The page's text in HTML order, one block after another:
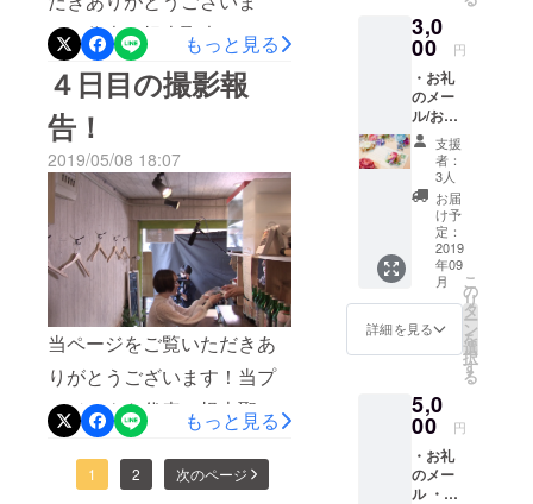
光 濱田圭吾 辻亜輝洋
中川浩耀カバー曲 平井大/
また逢う日まで歌
藤堂智光 江川雅裕美ピア
ノ 川村美子ギター
高橋さん録音 君嶋楓
也
解のほどよろしくお願いい
たします。
しシーンの撮影でした。今
回の撮影では、プロジェク
ト協力してくれている５名
のスタッフとともに撮影し
ました。【スタジオサン、
スペースマーケットを利
す！代表の根本聖也です。
本日１１日、５日目の撮影
が終了いたしました。今回
のロケ場所は、東京メトロ
明治神宮前（原宿）駅から
徒歩６分位置にある、デザ
インフェスタ カフェ＆
バー様のご協力のもと、ロ
ケを行いました。今回は、
モデル様以外に、お客様役
のエキストラ５名の方々に
ご協力いただきました。撮
影進行は順調に進んでおり
ます。今後も応援よろしく
もっと見る
４日目の撮影報
告！
2019/05/08 18:07
当ページをご覧いただきあ
りがとうございます！当プ
ロジェクト代表の根本聖也
です！５月５日に、第４日
目の撮影が終了しましたの
もっと見る
1 2 次のページ
アメリカの
映画学校へ
行く予定。
※無人航空従
事者２級、
国土交通省
日本全国包
括許可取得
時、必
ず備考
欄にご
希望の
お名前
をご記
入くだ
さい。
記入の
ない場
合は
CAMPF
IREの
ユー
ザー名
を掲載
いたし
い。）
3,0
00 円
・お礼
のメー
ル/お電
話を送
らさせ
ていた
だきま
す！ ・
エンド
クレ
ジット
にお名
前を入
れさせ
ていた
だきま
（※支援
時、必
ず備考
欄にご
希望の
お名前
支援
者：
3人
お届
け予
定：
2019
年09
月
詳細を見る
こ
の
リ
タ
ー
ン
を
選
択
す
る
5,0
00 円
・お礼
のメー
ル ・撮